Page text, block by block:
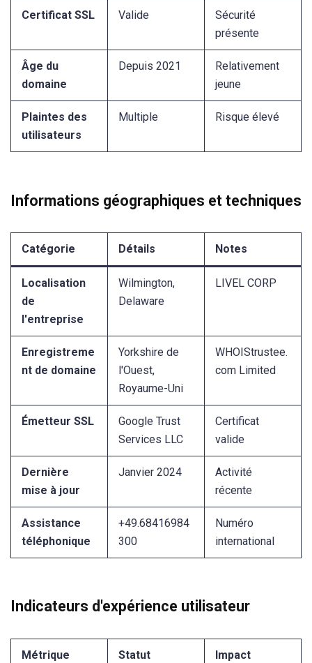
Certificat SSL Valide
Sécurité
présente
Âge du
domaine
Depuis 2021
Relativement
jeune
Plaintes des
utilisateurs
Multiple Risque élevé
Informations géographiques et techniques
Catégorie Détails Notes
Localisation
de
l'entreprise
Wilmington,
Delaware
LIVEL CORP
Enregistreme
nt de domaine
Yorkshire de
l'Ouest,
Royaume-Uni
WHOIStrustee.
com Limited
Émetteur SSL
Google Trust
Services LLC
Certificat
valide
Dernière
mise à jour
Janvier 2024
Activité
récente
Assistance
téléphonique
+49.68416984
300
Numéro
international
Indicateurs d'expérience utilisateur
Métrique Statut Impact